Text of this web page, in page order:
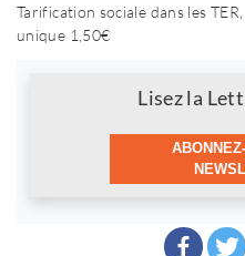
Tarification sociale dans les
unique 1,50€
Lisez la